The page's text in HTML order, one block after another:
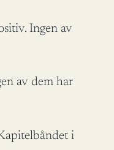
Ingen av
av dem har
i